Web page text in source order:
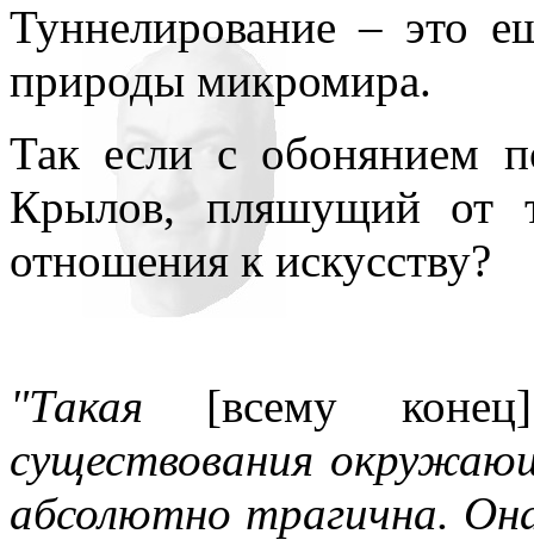
Туннелирование – это
природы микромира.
Так если с обонянием
Крылов, пляшущий от
отношения к искусству?
"Такая [всему конец]
существования
абсолютно трагична.